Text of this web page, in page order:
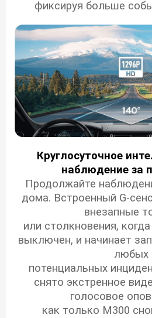
фиксируя больше
Круглосуточное
наблюдение за
Продолжайте
дома. Встроенный G-
внезапные
или столкновения,
выключен, и начинает
любых
потенциальных
снято экстренное
голосовое
как только M300